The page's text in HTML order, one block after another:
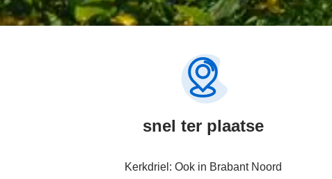
snel ter plaatse
Kerkdriel: Ook in Brabant Noord